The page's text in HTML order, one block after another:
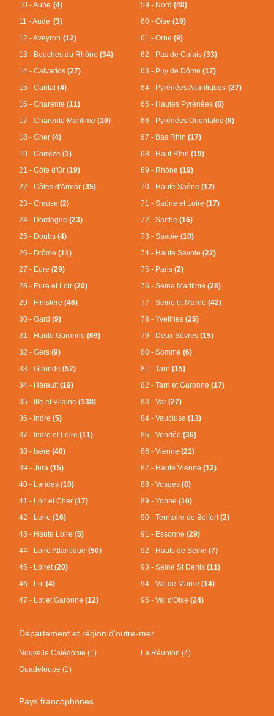
10 - Aube(4)
11 - Aude(3)
12 - Aveyron(12)
13 - Bouches du Rhône(34)
14 - Calvados(27)
15 - Cantal(4)
16 - Charente(11)
17 - Charente Maritime(10)
18 - Cher(4)
19 - Corrèze(3)
21 - Côte d'Or(19)
22 - Côtes d'Armor(35)
23 - Creuse(2)
24 - Dordogne(23)
25 - Doubs(4)
26 - Drôme(11)
27 - Eure(29)
28 - Eure et Loir(20)
29 - Finistère(46)
30 - Gard(9)
31 - Haute Garonne(69)
32 - Gers(9)
33 - Gironde(52)
34 - Hérault(19)
35 - Ille et Vilaine(138)
36 - Indre(5)
37 - Indre et Loire(11)
38 - Isère(40)
39 - Jura(15)
40 - Landes(10)
41 - Loir et Cher(17)
42 - Loire(16)
43 - Haute Loire(5)
44 - Loire Atlantique(50)
45 - Loiret(20)
46 - Lot(4)
47 - Lot et Garonne(12)
59 - Nord (48)
60 - Oise (19)
61 - Orne (9)
62 - Pas de Calais (33)
63 - Puy de Dôme (17)
64 - Pyrénées Atlantiques (27)
65 - Hautes Pyrénées (8)
66 - Pyrénées Orientales (8)
67 - Bas Rhin (17)
68 - Haut Rhin (19)
69 - Rhône (19)
70 - Haute Saône (12)
71 - Saône et Loire (17)
72 - Sarthe (16)
73 - Savoie (10)
74 - Haute Savoie (22)
75 - Paris (2)
76 - Seine Maritime (28)
77 - Seine et Marne (42)
78 - Yvelines (25)
79 - Deux Sèvres (15)
80 - Somme (6)
81 - Tarn (15)
82 - Tarn et Garonne (17)
83 - Var (27)
84 - Vaucluse (13)
85 - Vendée (36)
86 - Vienne (21)
87 - Haute Vienne (12)
88 - Vosges (8)
89 - Yonne (10)
90 - Territoire de Belfort(2)
91 - Essonne (29)
92 - Hauts de Seine (7)
93 - Seine St Denis (11)
94 - Val de Marne (14)
95 - Val d'Oise (24)
Département et région d'outre-mer
Nouvelle Calédonie (1)
Guadeloupe (1)
La Réunion (4)
Pays francophones